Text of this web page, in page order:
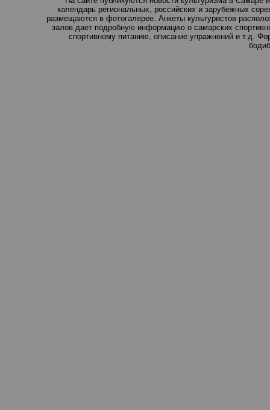
календарь региональных, российских и зарубежных
размещаются в фотогалерее. Анкеты культуристов
залов дает подробную информацию о самарских
спортивному питанию, описание упражнений и т.д.